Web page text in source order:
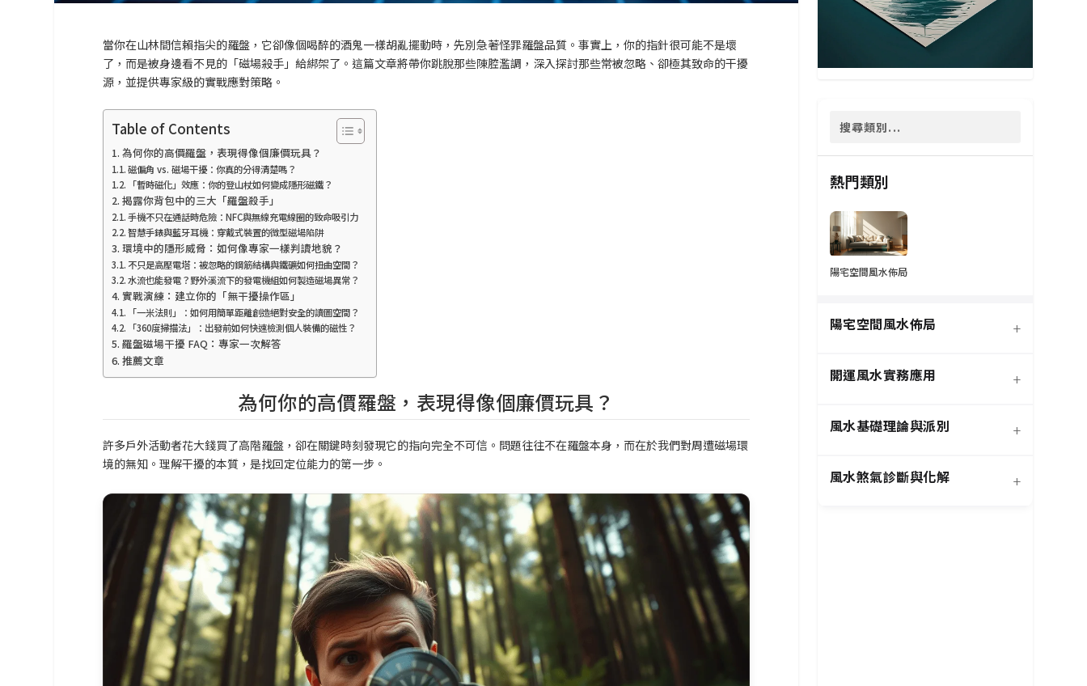
當你在山林間信賴指尖的羅盤，它卻像個喝醉的酒鬼一樣胡亂擺動時，先別急著怪罪羅盤品質。事實上，你的指針很可能不是壞
了，而是被身邊看不見的「磁場殺手」給綁架了。這篇文章將帶你跳脫那些陳腔濫調，深入探討那些常被忽略、卻極其致命的干擾
源，並提供專家級的實戰應對策略。
Table of Contents
為何你的高價羅盤，表現得像個廉價玩具？
磁偏角 vs. 磁場干擾：你真的分得清楚嗎？
「暫時磁化」效應：你的登山杖如何變成隱形磁鐵？
揭露你背包中的三大「羅盤殺手」
手機不只在通話時危險：NFC與無線充電線圈的致命吸引力
智慧手錶與藍牙耳機：穿戴式裝置的微型磁場陷阱
環境中的隱形威脅：如何像專家一樣判讀地貌？
不只是高壓電塔：被忽略的鋼筋結構與鐵礦如何扭曲空間？
水流也能發電？野外溪流下的發電機組如何製造磁場異常？
實戰演練：建立你的「無干擾操作區」
「一米法則」：如何用簡單距離創造絕對安全的讀圖空間？
「360度掃描法」：出發前如何快速檢測個人裝備的磁性？
羅盤磁場干擾 FAQ：專家一次解答
推薦文章
為何你的高價羅盤，表現得像個廉價玩具？
許多戶外活動者花大錢買了高階羅盤，卻在關鍵時刻發現它的指向完全不可信。問題往往不在羅盤本身，而在於我們對周遭磁場環
境的無知。理解干擾的本質，是找回定位能力的第一步。
熱門類別
陽宅空間風水佈局
陽宅空間風水佈局 +
開運風水實務應用 +
風水基礎理論與派別 +
風水煞氣診斷與化解 +